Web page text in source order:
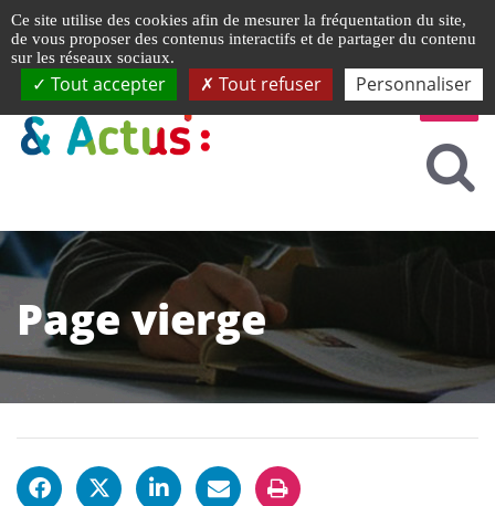
Page vierge
Ce site utilise des cookies afin de mesurer la fréquentation du site,
de vous proposer des contenus interactifs et de partager du contenu
sur les réseaux sociaux.
Tout accepter Tout refuser Personnaliser